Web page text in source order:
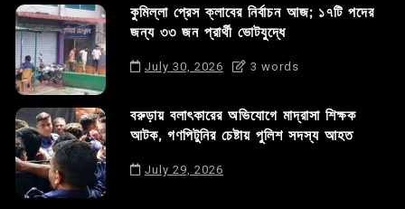
কুমিল্লা প্রেস ক্লাবের নির্বাচন আজ; ১৭টি পদের
জন্য ৩৩ জন প্রার্থী ভোটযুদ্ধে
July 30, 2026 3 words
বরুড়ায় বলাৎকারের অভিযোগে মাদ্রাসা শিক্ষক
আটক, গণপিটুনির চেষ্টায় পুলিশ সদস্য আহত
July 29, 2026